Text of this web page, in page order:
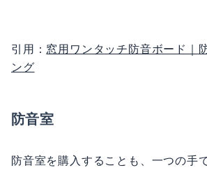
引用：窓用ワンタッチ防音ボード｜
ング
防音室
防音室を購入することも、一つの手